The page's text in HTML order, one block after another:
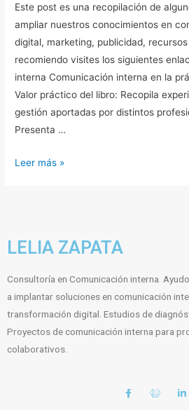
Este post es una recopilación de
ampliar nuestros conocimientos en
digital, marketing, publicidad,
recomiendo visites los siguientes
interna Comunicación interna en la
Valor práctico del libro: Recopila
gestión aportadas por distintos
Presenta …
Leer más »
LELIA ZAPATA
Consultoría en Comunicación interna.
a implantar soluciones en comunicación
transformación digital. Estudios de
Proyectos de comunicación interna para
colaborativos.